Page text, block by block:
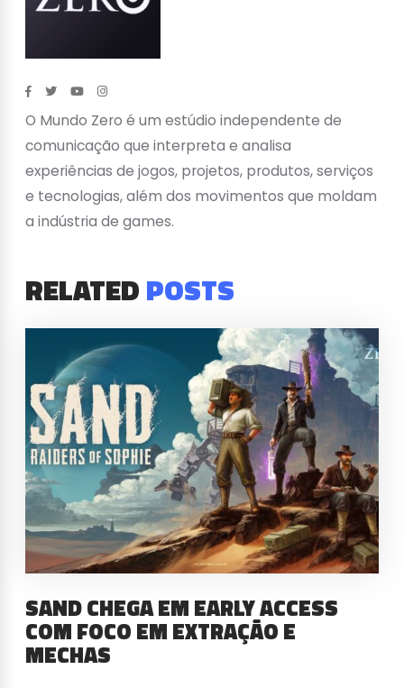
O Mundo Zero é um estúdio independente de
comunicação que interpreta e analisa
experiências de jogos, projetos, produtos, serviços
e tecnologias, além dos movimentos que moldam
a indústria de games.
RELATEDPOSTS
SAND CHEGA EM EARLY ACCESS
COM FOCO EM EXTRAÇÃO E
MECHAS